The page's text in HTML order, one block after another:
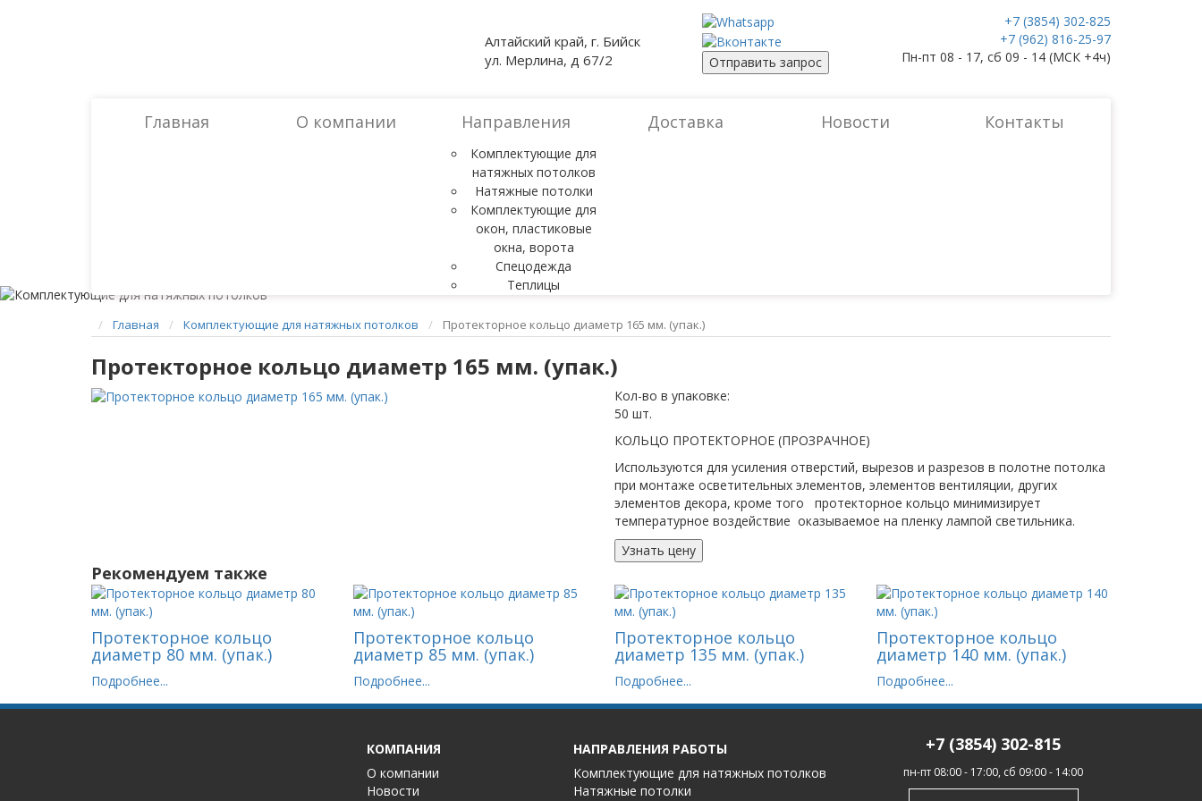
Алтайский край, г. Бийск
ул. Мерлина, д 67/2
Отправить запрос
+7 (3854) 302-825
+7 (962) 816-25-97
Пн-пт 08 - 17, сб 09 - 14 (МСК +4ч)
Главная O компании Направления
Комплектующие для
натяжных потолков
Натяжные потолки
Комплектующие для
окон, пластиковые
окна, ворота
Спецодежда
Теплицы
Доставка Новости Контакты
Главная Комплектующие для натяжных потолков Протекторное кольцо диаметр 165 мм. (упак.)
Протекторное кольцо диаметр 165 мм. (упак.)
Кол-во в упаковке:
50 шт.
КОЛЬЦО ПРОТЕКТОРНОЕ (ПРОЗРАЧНОЕ)
Используются для усиления отверстий, вырезов и разрезов в полотне потолка
при монтаже осветительных элементов, элементов вентиляции, других
элементов декора, кроме того протекторное кольцо минимизирует
температурное воздействие оказываемое на пленку лампой светильника.
Узнать цену
Рекомендуем также
Протекторное кольцо
диаметр 80 мм. (упак.)
Подробнее...
Протекторное кольцо
диаметр 85 мм. (упак.)
Подробнее...
Протекторное кольцо
диаметр 135 мм. (упак.)
Подробнее...
Протекторное кольцо
диаметр 140 мм. (упак.)
Подробнее...
КОМПАНИЯ
О компании
Новости
НАПРАВЛЕНИЯ РАБОТЫ
Комплектующие для натяжных потолков
Натяжные потолки
+7 (3854) 302-815
пн-пт 08:00 - 17:00, сб 09:00 - 14:00